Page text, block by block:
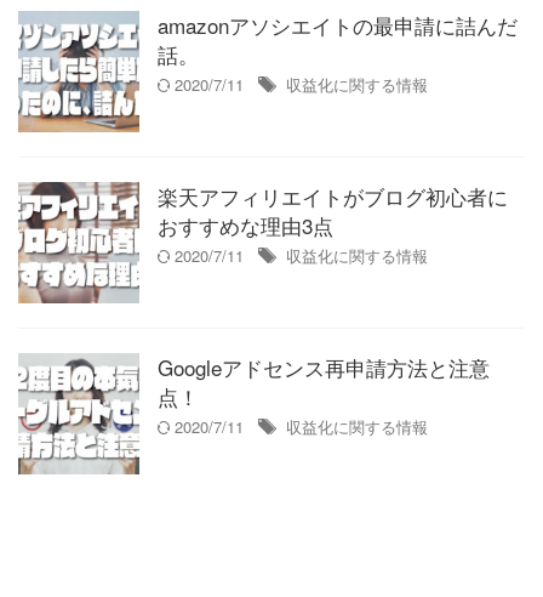
amazonアソシエイトの最申請に詰んだ
話。
2020/7/11 収益化に関する情報
楽天アフィリエイトがブログ初心者に
おすすめな理由3点
2020/7/11 収益化に関する情報
Googleアドセンス再申請方法と注意
点！
2020/7/11 収益化に関する情報